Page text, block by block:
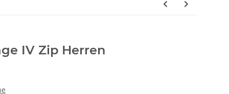
IV Zip Herren